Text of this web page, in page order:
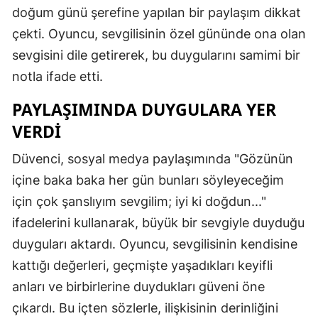
doğum günü şerefine yapılan bir paylaşım dikkat
çekti. Oyuncu, sevgilisinin özel gününde ona olan
sevgisini dile getirerek, bu duygularını samimi bir
notla ifade etti.
PAYLAŞIMINDA DUYGULARA YER
VERDI
Düvenci, sosyal medya paylaşımında "Gözünün
içine baka baka her gün bunları söyleyeceğim
için çok şanslıyım sevgilim; iyi ki doğdun..."
ifadelerini kullanarak, büyük bir sevgiyle duyduğu
duyguları aktardı. Oyuncu, sevgilisinin kendisine
kattığı değerleri, geçmişte yaşadıkları keyifli
anları ve birbirlerine duydukları güveni öne
çıkardı. Bu içten sözlerle, ilişkisinin derinliğini